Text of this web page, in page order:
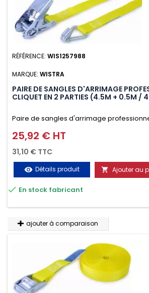
RÉFÉRENCE: WIS1257988
MARQUE: WISTRA
PAIRE DE SANGLES D'ARRIMAGE
CLIQUET EN 2 PARTIES (4.5M + 0.5M /
Paire de sangles d'arrimage
crochet en 2 parties (4.5M + 0.5M /
d'utilisation. Permet d'arrimer et de
vos chargements pendant le transport.
très résistante aux UV et aux variations de
n'absorbe pas l'eau.
Prix
25,92 € HT
31,10 € TTC
visibility Détails produit  Ajouter au
 En stock fabricant
ajouter à comparaison